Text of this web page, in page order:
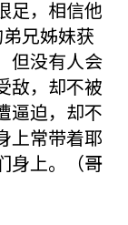
足，相信他
兄姊妹获
但没有人会
敌，却不被
逼迫，却不
上常带着耶
身上。（哥